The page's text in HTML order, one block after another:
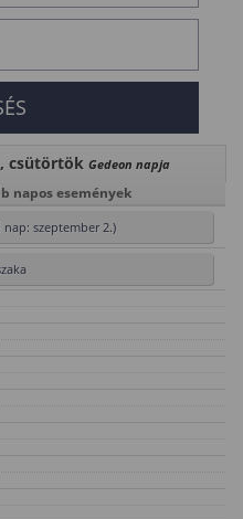
csütörtök Gedeon napja
napos események
szeptember 2.)